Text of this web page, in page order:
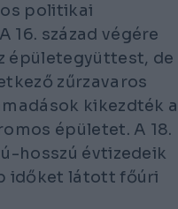
politikai
16. század végére
épületegyüttest, de
zűrzavaros
kikezdték a
épületet. A 18.
hosszú évtizedeik
időket látott főúri